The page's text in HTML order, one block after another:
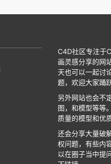
C4D社区专注于
画灵感分享的网
天也可以一起讨
题，欢迎大家踊
另外网站也会不
图，和模型等等
质量的模型和优
还会分享大量破
权问题，有些内
以在圈子当中提